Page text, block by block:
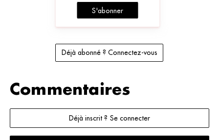
S'abonner
Déjà abonné ? Connectez-vous
Commentaires
Déjà inscrit ? Se connecter